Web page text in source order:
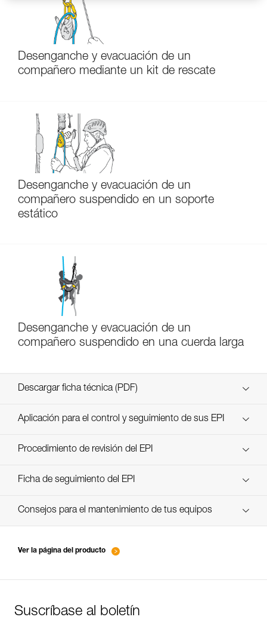
Desenganche y evacuación de un
compañero mediante un kit de rescate
Desenganche y evacuación de un
compañero suspendido en un soporte
estático
Desenganche y evacuación de un
compañero suspendido en una cuerda larga
Descargar ficha técnica (PDF)
Technical Notice
Aplicación para el control y seguimiento de sus EPI
descubra ePPEcentre
Procedimiento de revisión del EPI
verif-EPI-poulies-procedure-ES
Ficha de seguimiento del EPI
verif-EPI-poulies-suivi-ES
Consejos para el mantenimiento de tus equipos
Ver la página del producto
Suscríbase al boletín